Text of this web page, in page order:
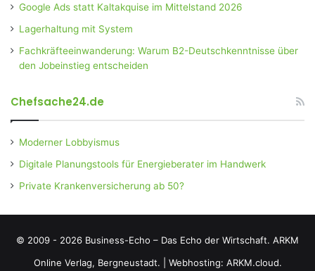
Google Ads statt Kaltakquise im Mittelstand 2026
Lagerhaltung mit System
Fachkräfteeinwanderung: Warum B2-Deutschkenntnisse über
den Jobeinstieg entscheiden
Chefsache24.de
Moderner Lobbyismus
Digitale Planungstools für Energieberater im Handwerk
Private Krankenversicherung ab 50?
© 2009 - 2026 Business-Echo – Das Echo der Wirtschaft. ARKM
Online Verlag, Bergneustadt.
Webhosting: ARKM.cloud.